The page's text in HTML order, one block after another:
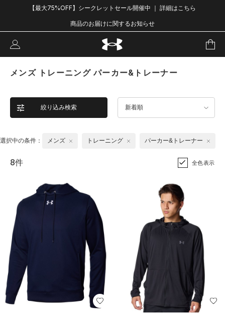
【最大75%OFF】シークレットセール開催中 ｜ 詳細はこちら
商品のお届けに関するお知らせ
メンズ トレーニング パーカー&トレーナー
絞り込み検索 新着順
選択中の条件： メンズ トレーニング パーカー&トレーナー
8件 全色表示